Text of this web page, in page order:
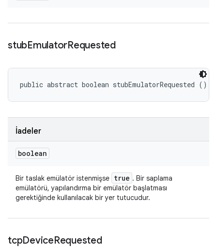
stubEmulatorRequested
public abstract boolean stubEmulatorRequested ()
İadeler
boolean
Bir taslak emülatör istenmişse true . Bir saplama
emülatörü, yapılandırma bir emülatör başlatması
gerektiğinde kullanılacak bir yer tutucudur.
tcpDeviceRequested